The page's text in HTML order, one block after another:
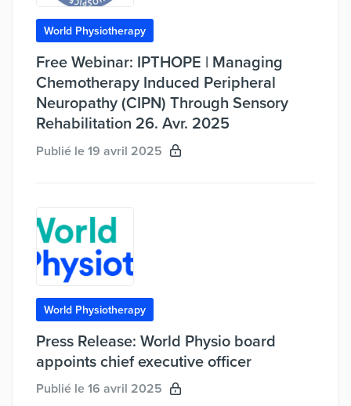
World Physiotherapy
Free Webinar: IPTHOPE | Managing
Chemotherapy Induced Peripheral
Neuropathy (CIPN) Through Sensory
Rehabilitation 26. Avr. 2025
Publié le 19 avril 2025
World Physiotherapy
Press Release: World Physio board
appoints chief executive officer
Publié le 16 avril 2025